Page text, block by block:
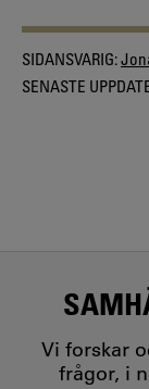
SIDANSVARIG:
SENASTE
Vi forskar
frågor, i